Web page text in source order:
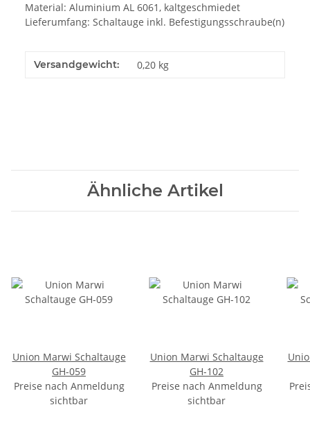
Material: Aluminium AL 6061, kaltgeschmiedet
Lieferumfang: Schaltauge inkl. Befestigungsschraube(n)
Versandgewicht: 0,20 kg
Ähnliche Artikel
Union Marwi Schaltauge
GH-059
Preise nach Anmeldung
sichtbar
Union Marwi Schaltauge
GH-102
Preise nach Anmeldung
sichtbar